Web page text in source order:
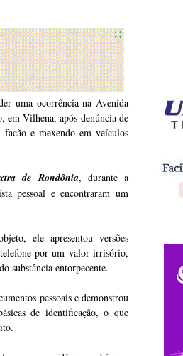
uma ocorrência na Avenida
Vilhena, após denúncia de
e mexendo em veículos
de Rondônia, durante a
pessoal e encontraram um
ele apresentou versões
por um valor irrisório,
substância entorpecente.
pessoais e demonstrou
de identificação, o que